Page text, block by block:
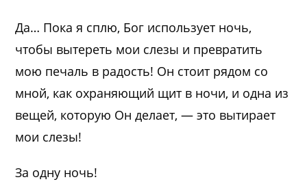
Да… Пока я сплю, Бог использует ночь,
чтобы вытереть мои слезы и превратить
мою печаль в радость! Он стоит рядом со
мной, как охраняющий щит в ночи, и одна из
вещей, которую Он делает, — это вытирает
мои слезы!
За одну ночь!